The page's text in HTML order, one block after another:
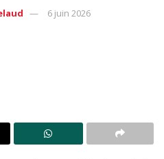
6 juin 2026